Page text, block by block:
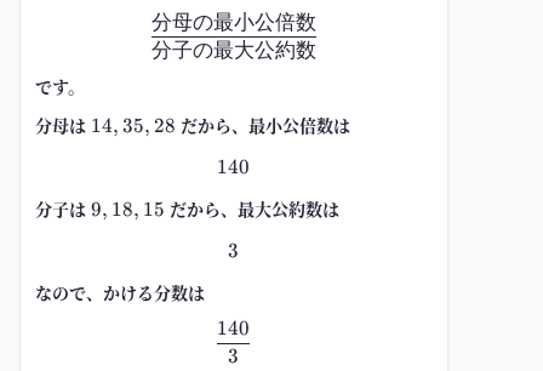
\frac{\text{分母の最小公倍数
分子の最大公約数
分母の最小公倍数
です。
分母は 14,35,28
14, 35, 28 だから、最小公倍数は
140
140
分子は 9,18,15
9, 18, 15 だから、最大公約数は
3
3
なので、かける分数は
\frac{140}{3}
3
140